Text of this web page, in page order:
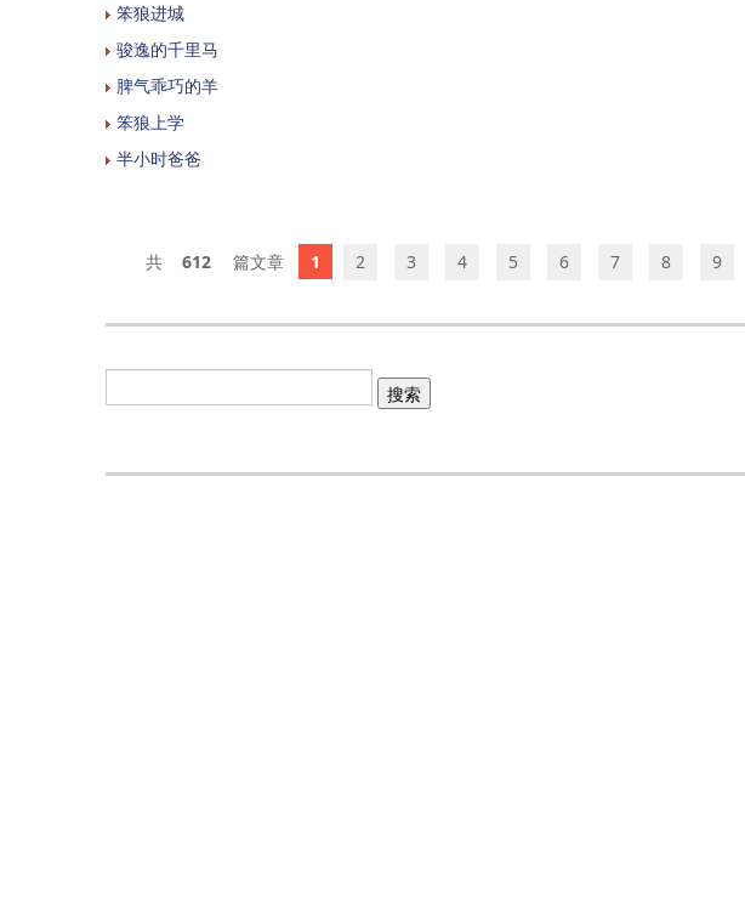
笨狼进城
骏逸的千里马
脾气乖巧的羊
笨狼上学
半小时爸爸
612 1 2 3 4 5 6 7 8 9